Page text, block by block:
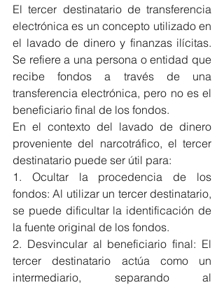
El tercer destinatario de transferencia
electrónica es un concepto utilizado en
el lavado de dinero y finanzas ilícitas.
Se refiere a una persona o entidad que
recibe fondos a través de una
transferencia electrónica, pero no es el
beneficiario final de los fondos.
En el contexto del lavado de dinero
proveniente del narcotráfico, el tercer
destinatario puede ser útil para:
1. Ocultar la procedencia de los
fondos: Al utilizar un tercer destinatario,
se puede dificultar la identificación de
la fuente original de los fondos.
2. Desvincular al beneficiario final: El
tercer destinatario actúa como un
intermediario, separando al